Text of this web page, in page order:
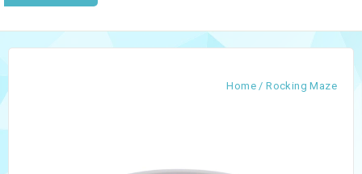
Home/Rocking Maze